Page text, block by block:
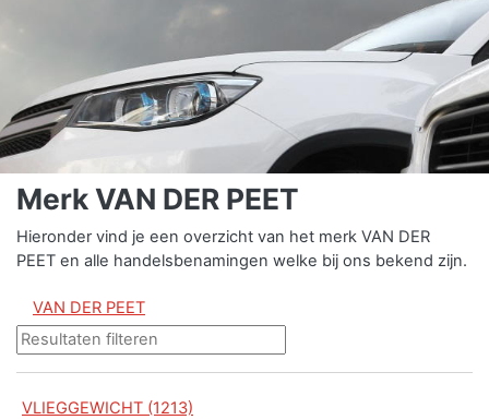
Merk VAN DER PEET
Hieronder vind je een overzicht van het merk VAN DER
PEET en alle handelsbenamingen welke bij ons bekend zijn.
VAN DER PEET
VLIEGGEWICHT (1213)